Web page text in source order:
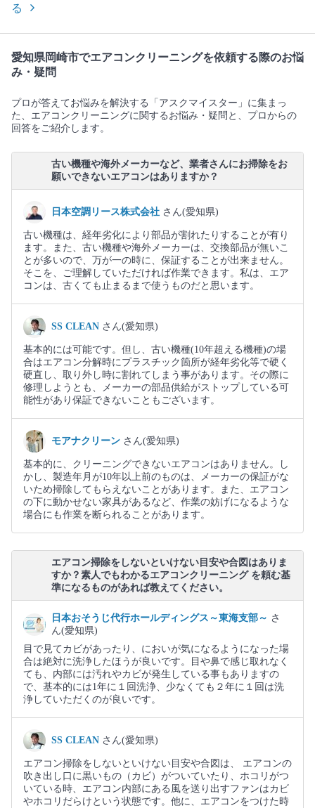
る
愛知県岡崎市でエアコンクリーニングを依頼する際のお悩
み・疑問
プロが答えてお悩みを解決する「アスクマイスター」に集まっ
た、エアコンクリーニングに関するお悩み・疑問と、プロからの
回答をご紹介します。
古い機種や海外メーカーなど、業者さんにお掃除をお
願いできないエアコンはありますか？
日本空調リース株式会社 さん(愛知県)
古い機種は、経年劣化により部品が割れたりすることが有り
ます。また、古い機種や海外メーカーは、交換部品が無いこ
とが多いので、万が一の時に、保証することが出来ません。
そこを、ご理解していただければ作業できます。私は、エア
コンは、古くても止まるまで使うものだと思います。
SS CLEAN さん(愛知県)
基本的には可能です。但し、古い機種(10年超える機種)の場
合はエアコン分解時にプラスチック箇所が経年劣化等で硬く
硬直し、取り外し時に割れてしまう事があります。その際に
修理しようとも、メーカーの部品供給がストップしている可
能性があり保証できないこともございます。
モアナクリーン さん(愛知県)
基本的に、クリーニングできないエアコンはありません。し
かし、製造年月が10年以上前のものは、メーカーの保証がな
いため掃除してもらえないことがあります。また、エアコン
の下に動かせない家具があるなど、作業の妨げになるような
場合にも作業を断られることがあります。
エアコン掃除をしないといけない目安や合図はありま
すか？素人でもわかるエアコンクリーニング を頼む基
準になるものがあれば教えてください。
日本おそうじ代行ホールディングス～東海支部～ さ
ん(愛知県)
目で見てカビがあったり、においが気になるようになった場
合は絶対に洗浄したほうが良いです。目や鼻で感じ取れなく
ても、内部には汚れやカビが発生している事もありますの
で、基本的には1年に１回洗浄、少なくても２年に１回は洗
浄していただくのが良いです。
SS CLEAN さん(愛知県)
エアコン掃除をしないといけない目安や合図は、 エアコンの
吹き出し口に黒いもの（カビ）がついていたり、ホコリがつ
いている時、エアコン内部にある風を送り出すファンはカビ
やホコリだらけという状態です。他に、エアコンをつけた時